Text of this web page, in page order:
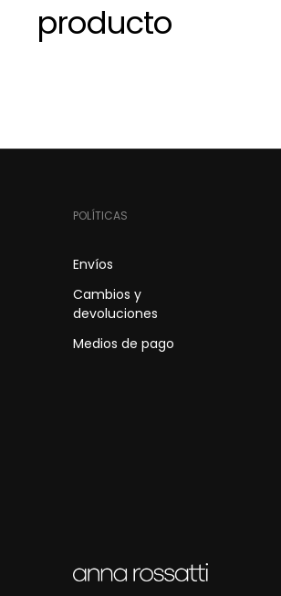
producto
POLÍTICAS
Envíos
Cambios y
devoluciones
Medios de pago